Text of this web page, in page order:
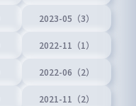
2023-05（3）
2022-11（1）
2022-06（2）
2021-11（2）